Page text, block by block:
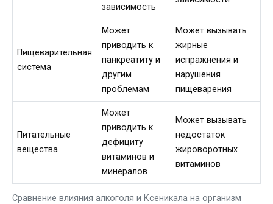
Сравнение влияния алкоголя и Ксеникала на организм
зависимость
Пищеварительная
система
Может
приводить к
панкреатиту и
другим
проблемам
Может вызывать
жирные
испражнения и
нарушения
пищеварения
Питательные
вещества
Может
приводить к
дефициту
витаминов и
минералов
Может вызывать
недостаток
жироворотных
витаминов